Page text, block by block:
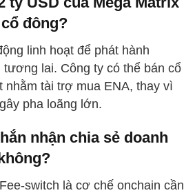
đông?
linh hoạt để phát hành
lai. Công ty có thể bán cổ
nhằm tài trợ mua ENA, thay vì
pha loãng lớn.
nhận chia sẻ doanh
switch là cơ chế onchain cần